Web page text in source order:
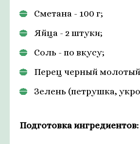
Сметана - 100 г;
Яйца - 2 штуки;
Соль - по вкусу;
Перец черный молотый
Зелень (петрушка,
Подготовка ингредиентов: